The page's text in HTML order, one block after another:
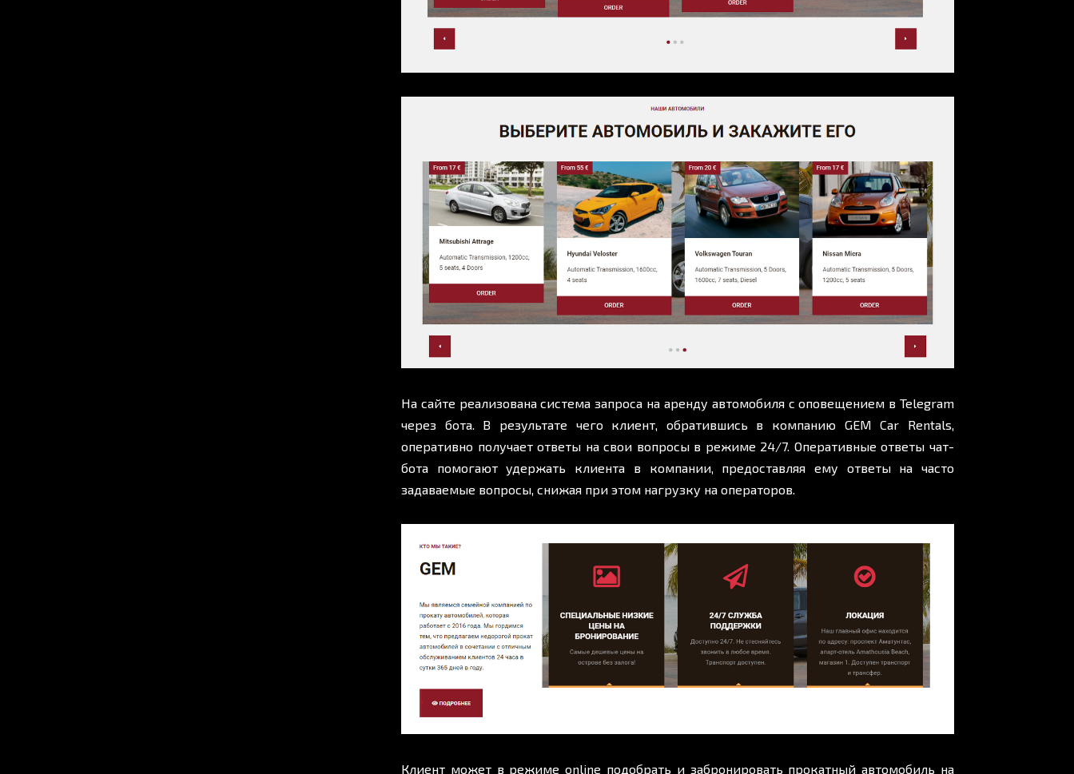
На сайте реализована система запроса на аренду автомобиля с оповещением в Telegram
через бота. В результате чего клиент, обратившись в компанию GEM Car Rentals,
оперативно получает ответы на свои вопросы в режиме 24/7. Оперативные ответы чат-
бота помогают удержать клиента в компании, предоставляя ему ответы на часто
задаваемые вопросы, снижая при этом нагрузку на операторов.
Клиент может в режиме online подобрать и забронировать прокатный автомобиль на